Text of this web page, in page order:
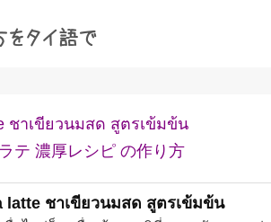
をタイ語で
ชาเขียวนมสด สูตรเข้มข้น
テ 濃厚レシピ の作り方
latte ชาเขียวนมสด สูตรเข้มข้น